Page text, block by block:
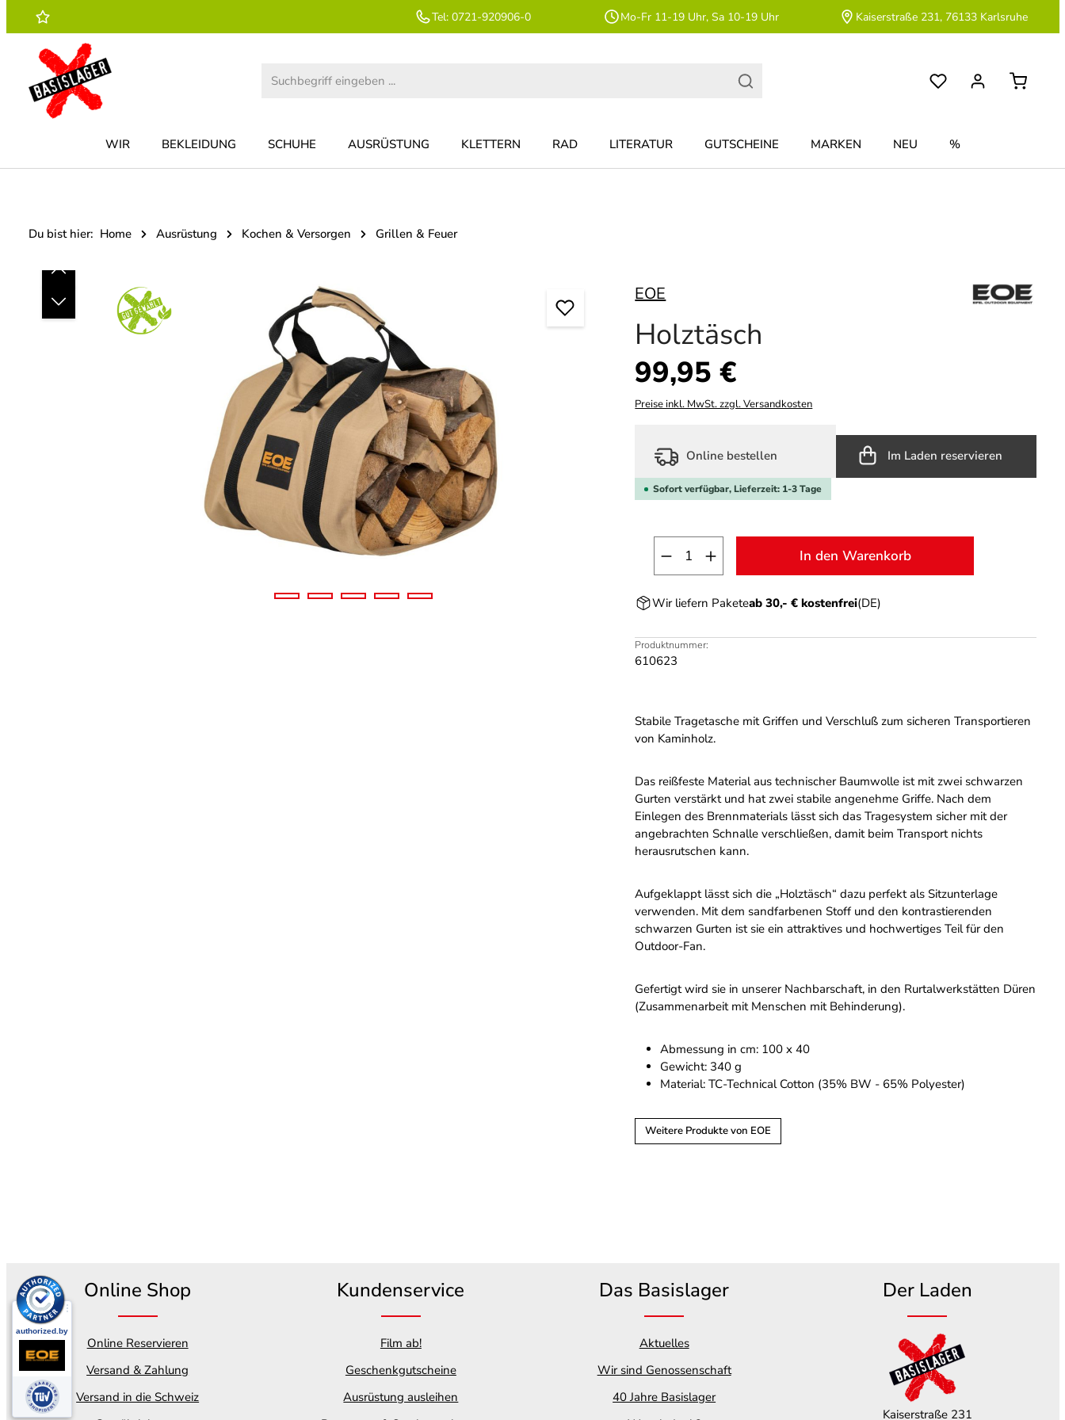
Hauptinhalt springen
Zur Suche springen
Zur Hauptnavigation springen Tel: 0721-920906-0 Mo-Fr 11-19 Uhr, Sa 10-19 Uhr Kaiserstraße 231, 76133 Karlsruhe
WIR BEKLEIDUNG SCHUHE AUSRÜSTUNG KLETTERN RAD LITERATUR GUTSCHEINE MARKEN NEU %
Du bist hier: Home Ausrüstung Kochen & Versorgen Grillen & Feuer
Bildergalerie überspringen
EOE
Holztäsch
Regulärer Preis:
99,95 €
Preise inkl. MwSt. zzgl. Versandkosten
Online bestellen Im Laden reservieren
Sofort verfügbar, Lieferzeit: 1-3 Tage
Produkt Anzahl: Gib den gewünschten Wert
In den Warenkorb
Wir liefern Paketeab 30,- € kostenfrei(DE)
Produktnummer:
610623
Stabile Tragetasche mit Griffen und Verschluß zum sicheren Transportieren
von Kaminholz.
Das reißfeste Material aus technischer Baumwolle ist mit zwei schwarzen
Gurten verstärkt und hat zwei stabile angenehme Griffe. Nach dem
Einlegen des Brennmaterials lässt sich das Tragesystem sicher mit der
angebrachten Schnalle verschließen, damit beim Transport nichts
herausrutschen kann.
Aufgeklappt lässt sich die „Holztäsch“ dazu perfekt als Sitzunterlage
verwenden. Mit dem sandfarbenen Stoff und den kontrastierenden
schwarzen Gurten ist sie ein attraktives und hochwertiges Teil für den
Outdoor-Fan.
Gefertigt wird sie in unserer Nachbarschaft, in den Rurtalwerkstätten Düren
(Zusammenarbeit mit Menschen mit Behinderung).
Abmessung in cm: 100 x 40
Gewicht: 340 g
Material: TC-Technical Cotton (35% BW - 65% Polyester)
Weitere Produkte von EOE
Online Shop
Online Reservieren
Versand & Zahlung
Versand in die Schweiz
Kundenservice
Film ab!
Geschenkgutscheine
Ausrüstung ausleihen
Das Basislager
Aktuelles
Wir sind Genossenschaft
40 Jahre Basislager
Der Laden
Kaiserstraße 231